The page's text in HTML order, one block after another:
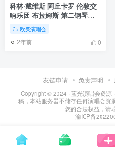
科林·戴维斯 阿丘卡罗 伦敦交
响乐团 布拉姆斯 第二钢琴协
奏曲 Brahms Piano
Concerto No 2 2009《BDMV
40.1G》
欧美演唱会
2年前 0
友链申请 免责声明
Copyright © 2024 · 蓝光演唱会资源 ·
稿，本站服务器不储存任何演唱会资
您的合法权益，请
渝ICP备